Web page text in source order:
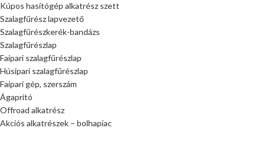
Kúpos hasítógép alkatrész szett
Szalagfűrész lapvezető
Szalagfűrészkerék-bandázs
Szalagfűrészlap
Faipari szalagfűrészlap
Húsipari szalagfűrészlap
Faipari gép, szerszám
Ágaprító
Offroad alkatrész
Akciós alkatrészek – bolhapiac